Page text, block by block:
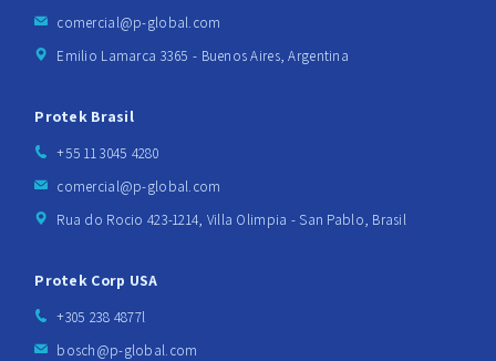
comercial@p-global.com
Emilio Lamarca 3365 - Buenos Aires, Argentina
Protek Brasil
+55 11 3045 4280
comercial@p-global.com
Rua do Rocio 423-1214, Villa Olimpia - San Pablo, Brasil
Protek Corp USA
+305 238 4877l
bosch@p-global.com